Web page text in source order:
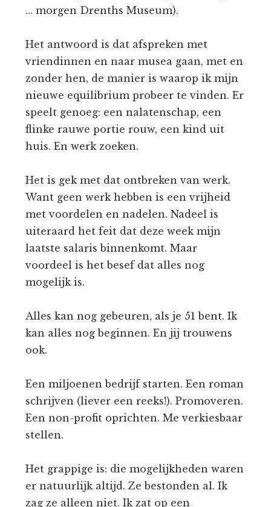
… morgen Drenths Museum).
Het antwoord is dat afspreken met
vriendinnen en naar musea gaan, met en
zonder hen, de manier is waarop ik mijn
nieuwe equilibrium probeer te vinden. Er
speelt genoeg: een nalatenschap, een
flinke rauwe portie rouw, een kind uit
huis. En werk zoeken.
Het is gek met dat ontbreken van werk.
Want geen werk hebben is een vrijheid
met voordelen en nadelen. Nadeel is
uiteraard het feit dat deze week mijn
laatste salaris binnenkomt. Maar
voordeel is het besef dat alles nog
mogelijk is.
Alles kan nog gebeuren, als je 51 bent. Ik
kan alles nog beginnen. En jij trouwens
ook.
Een miljoenen bedrijf starten. Een roman
schrijven (liever een reeks!). Promoveren.
Een non-profit oprichten. Me verkiesbaar
stellen.
Het grappige is: die mogelijkheden waren
er natuurlijk altijd. Ze bestonden al. Ik
zag ze alleen niet. Ik zat op een